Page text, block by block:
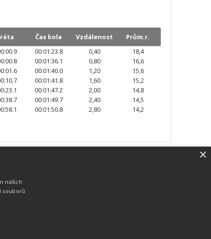
Čas kola Vzdálenost
Prům.r.
00:01:23.8 0,40
18,4
00:01:36.1 0,80
16,6
00:01:40.0 1,20
15,6
00:01:41.8 1,60
15,2
00:01:47.2 2,00
14,8
00:01:49.7 2,40
14,5
00:01:50.8 2,80 14,2
zakázku. Lze online publikovat výsledky
×
našich
souborů